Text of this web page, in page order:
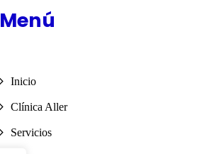
Menú
Inicio
Clínica Aller
Servicios